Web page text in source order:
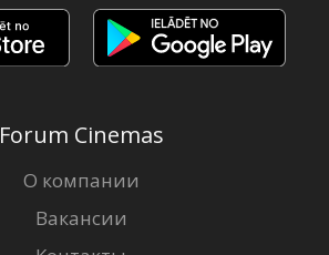
Forum Cinemas
О компании
Вакансии